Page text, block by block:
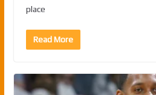
place
Read More